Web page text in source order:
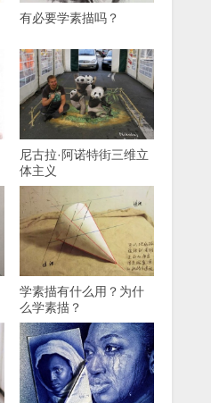
有必要学素描吗？
尼古拉·阿诺特街三维立
体主义
学素描有什么用？为什
么学素描？